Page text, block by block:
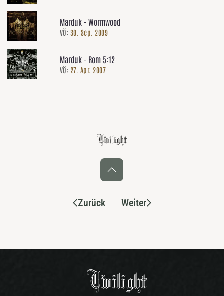
Marduk - Wormwood
VÖ: 30. Sep. 2009
Marduk - Rom 5:12
VÖ: 27. Apr. 2007
Zurück Weiter